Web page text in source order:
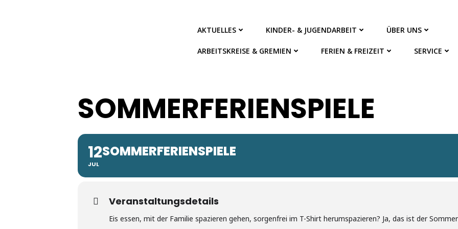
AKTUELLES KINDER- & JUGENDARBEIT ÜBER UNS
ARBEITSKREISE & GREMIEN FERIEN & FREIZEIT SERVICE
SOMMERFERIENSPIELE
12
JUL
SOMMERFERIENSPIELE
Veranstaltungsdetails
Eis essen, mit der Familie spazieren gehen, sorgenfrei im T-Shirt herumspazieren? Ja, das ist der